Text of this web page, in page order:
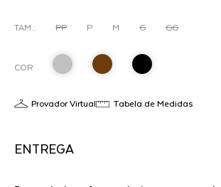
TAM.: PP P M G GG
COR
Provador Virtual Tabela de Medidas
ENTREGA